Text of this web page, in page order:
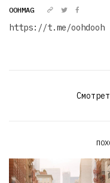
OOHMAG
https://t.me/oohdooh